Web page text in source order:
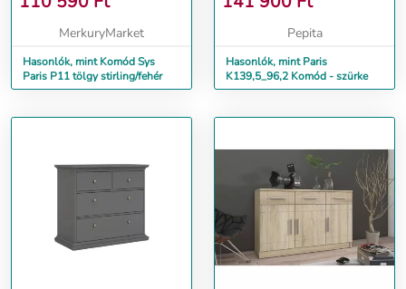
MerkuryMarket
Hasonlók, mint Komód Sys
Paris P11 tölgy stirling/fehér
Pepita
Hasonlók, mint Paris
K139,5_96,2 Komód - szürke